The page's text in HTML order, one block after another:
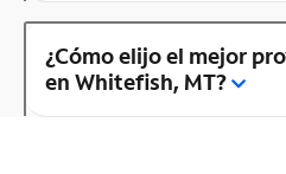
¿Cómo elijo el mejor
en Whitefish, MT?